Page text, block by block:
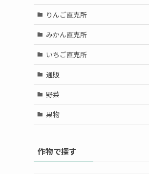
りんご直売所
みかん直売所
いちご直売所
通販
野菜
果物
作物で探す